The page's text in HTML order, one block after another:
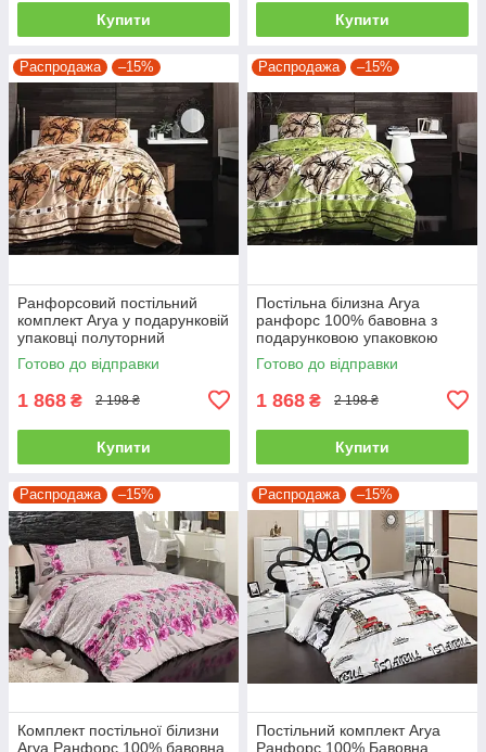
Купити Купити
Распродажа –15%
Ранфорсовий постільний
комплект Arya у подарунковій
упаковці полуторний
Готово до відправки
1 868 ₴ 2 198 ₴
Купити
Распродажа –15%
Постільна білизна Arya
ранфорс 100% бавовна з
подарунковою упаковкою
полуторний
Готово до відправки
1 868 ₴ 2 198 ₴
Купити
Распродажа –15%
Комплект постільної білизни
Arya Ранфорс 100% бавовна,
Распродажа –15%
Постільний комплект Arya
Ранфорс 100% Бавовна